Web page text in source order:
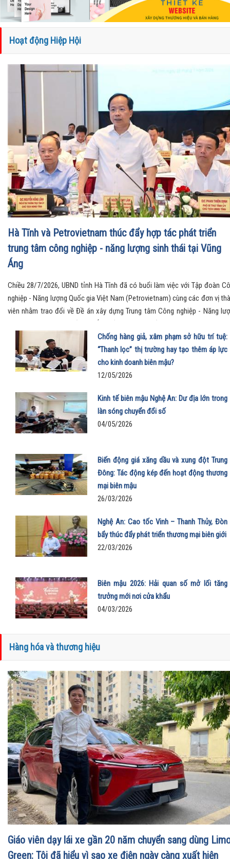
Hoạt động Hiệp Hội
Hà Tĩnh và Petrovietnam thúc đẩy hợp tác phát triển
trung tâm công nghiệp - năng lượng sinh thái tại Vũng
Áng
Chiều 28/7/2026, UBND tỉnh Hà Tĩnh đã có buổi làm việc với Tập đoàn
nghiệp - Năng lượng Quốc gia Việt Nam (Petrovietnam) cùng các đơn vị
viên nhằm trao đổi về Đề án xây dựng Trung tâm Công nghiệp - Năng
trọng, mở ra định hướng phát triển mới cho khu vực Bắc Trung Bộ.
Chống hàng giả, xâm phạm sở hữu trí tuệ:
“Thanh lọc” thị trường hay tạo thêm áp lực
cho kinh doanh biên mậu?
12/05/2026
Kinh tế biên mậu Nghệ An: Dư địa lớn trong
làn sóng chuyển đổi số
04/05/2026
Biến động giá xăng dầu và xung đột Trung
Đông: Tác động kép đến hoạt động thương
mại biên mậu
26/03/2026
Nghệ An: Cao tốc Vinh – Thanh Thủy, Đòn
bẩy thúc đẩy phát triển thương mại biên giới
22/03/2026
Biên mậu 2026: Hải quan số mở lối tăng
trưởng mới nơi cửa khẩu
04/03/2026
Hàng hóa và thương hiệu
Giáo viên dạy lái xe gần 20 năm chuyển sang dùng
Green: Tôi đã hiểu vì sao xe điện ngày càng xuất hiện